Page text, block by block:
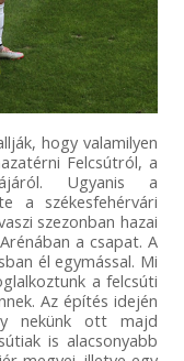
hogy valamilyen
Felcsútról, a
Ugyanis a
a székesfehérvári
szezonban hazai
a csapat. A
él egymással. Mi
a felcsúti
Az építés idején
nekünk ott majd
is alacsonyabb